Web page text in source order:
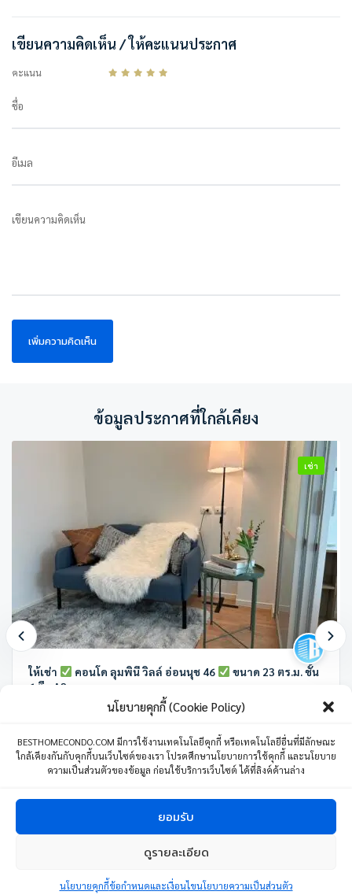
นโยบายคุกกี้ (Cookie Policy)
BESTHOMECONDO.COM มีการใช้งานเทคโนโลยีคุกกี้ หรือเทคโนโลยีอื่นที่มีลักษณะ
ใกล้เคียงกันกับคุกกี้บนเว็บไซต์ของเรา โปรดศึกษานโยบายการใช้คุกกี้ และนโยบาย
ความเป็นส่วนตัวของข้อมูล ก่อนใช้บริการเว็บไซต์ ได้ที่ลิงค์ด้านล่าง
ยอมรับ
ดูรายละเอียด
นโยบายคุกกี้ข้อกำหนดและเงื่อนไขนโยบายความเป็นส่วนตัว
เขียนความคิดเห็น / ให้คะแนนประกาศ
คะแนน
ชื่อ
อีเมล
เขียนความคิดเห็น
ข้อมูลประกาศที่ใกล้เคียง
เช่า
ให้เช่า คอนโด ลุมพินี วิลล์ อ่อนนุช 46
ขนาด 23 ตร.ม. ชั้น
6 ตึก A2
ลุมพินี วิลล์ อ่อนนุช 46 ซอย อ่อนนุช 46 แขวงสวนหลวง เขตสวนหลวง
1 ห้องนอน 1 ห้องน้ำ 1 ที่จอดรถ 23 ตร.ม.